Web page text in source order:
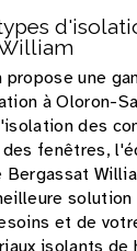
propose une
à Oloron-
des
fenêtres,
solution
et de